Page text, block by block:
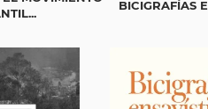
BICIGRAFÍAS